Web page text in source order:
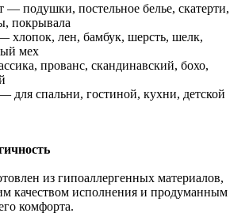
— подушки, постельное белье, скатерти,
покрывала
хлопок, лен, бамбук, шерсть, шелк,
мех
прованс, скандинавский, бохо,
для спальни, гостиной, кухни, детской
из гипоаллергенных материалов,
качеством исполнения и продуманным
комфорта.